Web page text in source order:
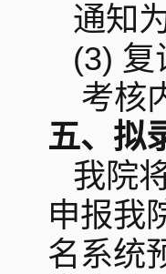
通知
(3) 复
考核
五、拟
我院
申报我
名系统